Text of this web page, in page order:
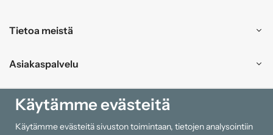
Tietoa meistä
Asiakaspalvelu
Ostokset
Tiedot
Käytämme evästeitä
Käytämme evästeitä sivuston toimintaan, tietojen analysointiin